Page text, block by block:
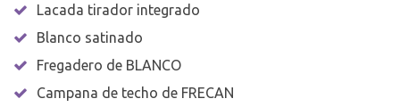
Lacada tirador integrado
Blanco satinado
Fregadero de BLANCO
Campana de techo de FRECAN